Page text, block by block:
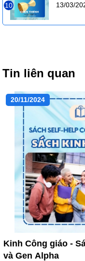
10
13/03/
Tin liên quan
20/11/2024
Kinh Công giáo -
và Gen Alpha